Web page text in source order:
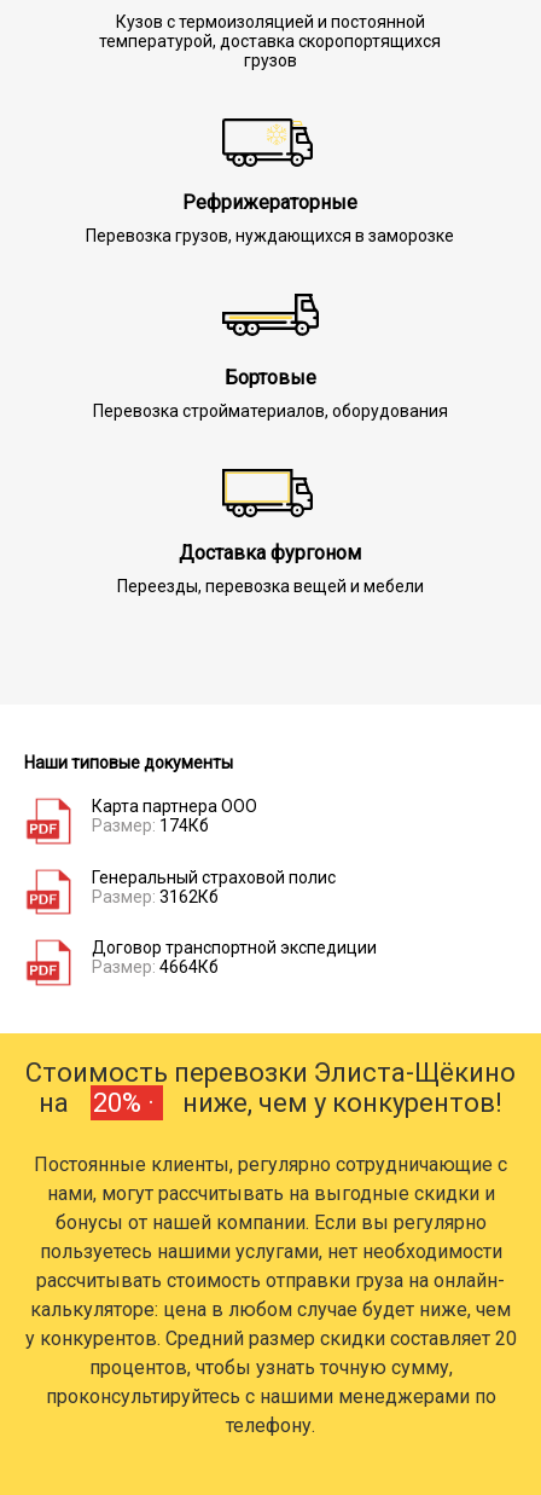
Кузов с термоизоляцией и постоянной
температурой, доставка скоропортящихся
грузов
Рефрижераторные
Перевозка грузов, нуждающихся в заморозке
Бортовые
Перевозка стройматериалов, оборудования
Доставка фургоном
Переезды, перевозка вещей и мебели
Наши типовые документы
Карта партнера ООО
Размер: 174Кб
Генеральный страховой полис
Размер: 3162Кб
Договор транспортной экспедиции
Размер: 4664Кб
Стоимость перевозки Элиста-Щёкино
на
20% · ниже, чем у конкурентов!
Постоянные клиенты, регулярно сотрудничающие с
нами, могут рассчитывать на выгодные скидки и
бонусы от нашей компании. Если вы регулярно
пользуетесь нашими услугами, нет необходимости
рассчитывать стоимость отправки груза на онлайн-
калькуляторе: цена в любом случае будет ниже, чем
у конкурентов. Средний размер скидки составляет 20
процентов, чтобы узнать точную сумму,
проконсультируйтесь с нашими менеджерами по
телефону.